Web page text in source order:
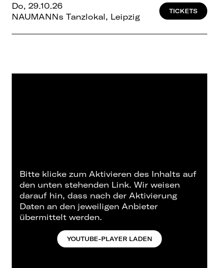
Do, 29.10.26
NAUMANNs Tanzlokal, Leipzig
TICKETS
Bitte klicke zum Aktivieren des Inhalts auf
den unten stehenden Link. Wir weisen
darauf hin, dass nach der Aktivierung
Daten an den jeweiligen Anbieter
übermittelt werden.
YOUTUBE-PLAYER LADEN